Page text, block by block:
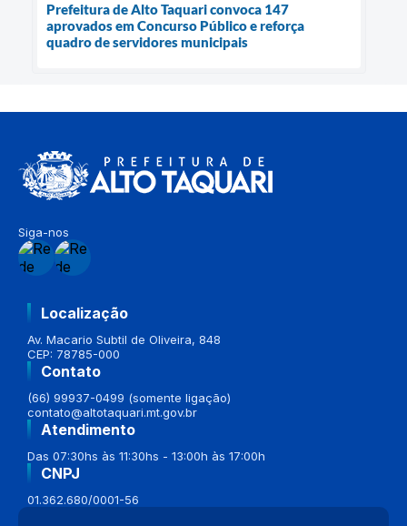
Prefeitura de Alto Taquari convoca 147
aprovados em Concurso Público e reforça
quadro de servidores municipais
Siga-nos
Localização
Av. Macario Subtil de Oliveira, 848
CEP: 78785-000
Contato
(66) 99937-0499 (somente ligação)
contato@altotaquari.mt.gov.br
Atendimento
Das 07:30hs às 11:30hs - 13:00h às 17:00h
CNPJ
01.362.680/0001-56